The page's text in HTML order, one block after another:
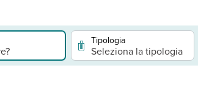
Tipologia
Seleziona la tipologia